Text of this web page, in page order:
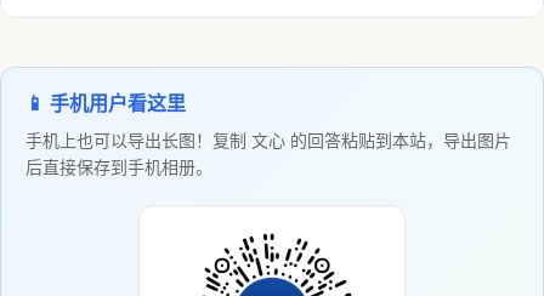
📱 手机用户看这里
手机上也可以导出长图！复制 文心 的回答粘贴到本站，导出图片
后直接保存到手机相册。